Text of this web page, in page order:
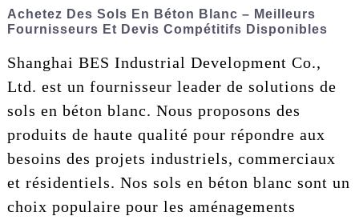
Achetez Des Sols En Béton Blanc – Meilleurs
Fournisseurs Et Devis Compétitifs Disponibles
Shanghai BES Industrial Development Co.,
Ltd. est un fournisseur leader de solutions de
sols en béton blanc. Nous proposons des
produits de haute qualité pour répondre aux
besoins des projets industriels, commerciaux
et résidentiels. Nos sols en béton blanc sont un
choix populaire pour les aménagements